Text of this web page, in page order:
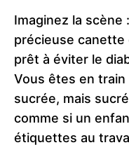
Imaginez la scène
précieuse canette
prêt à éviter le
Vous êtes en
sucrée, mais
comme si un
étiquettes au